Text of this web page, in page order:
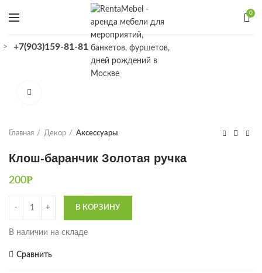
0
> +7(903)159-81-81
КАТАЛОГ
Главная Декор Аксессуары
Клош-баранчик Золотая ручка
200Р
Количество
В КОРЗИНУ
В наличии на складе
Сравнить